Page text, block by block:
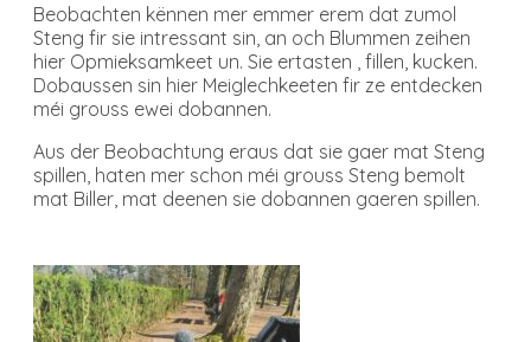
Beobachten kënnen mer emmer erem dat zumol
Steng fir sie intressant sin, an och Blummen zeihen
hier Opmieksamkeet un. Sie ertasten , fillen, kucken.
Dobaussen sin hier Meiglechkeeten fir ze entdecken
méi grouss ewei dobannen.
Aus der Beobachtung eraus dat sie gaer mat Steng
spillen, haten mer schon méi grouss Steng bemolt
mat Biller, mat deenen sie dobannen gaeren spillen.